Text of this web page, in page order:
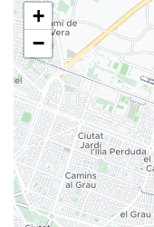
Spa
Hamambad
Bastu
gym
Mat och dryck
À la carte-restaurang
Bar
+
−